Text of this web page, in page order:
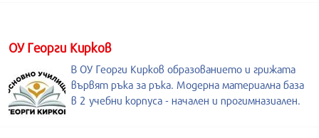
ОУ Георги Кирков
В ОУ Георги Кирков образованието и грижата
вървят ръка за ръка. Модерна материална база
в 2 учебни корпуса - начален и прогимназиален.